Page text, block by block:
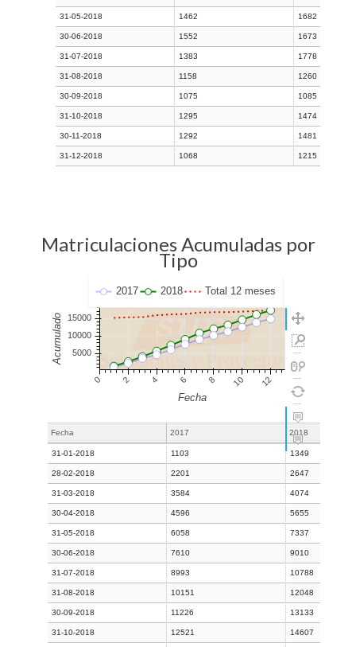
31-05-2018 1462 1682
30-06-2018 1552 1673
31-07-2018 1383 1778
31-08-2018 1158 1260
30-09-2018 1075 1085
31-10-2018 1295 1474
30-11-2018 1292 1481
31-12-2018 1068 1215
Matriculaciones Acumuladas por
Tipo
Fecha 2017 2018
31-01-2018 1103 1349
28-02-2018 2201 2647
31-03-2018 3584 4074
30-04-2018 4596 5655
31-05-2018 6058 7337
30-06-2018 7610 9010
31-07-2018 8993 10788
31-08-2018 10151 12048
30-09-2018 11226 13133
31-10-2018 12521 14607